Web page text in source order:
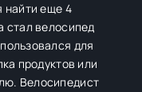
найти еще 4
стал велосипед
для
продуктов или
Велосипедист